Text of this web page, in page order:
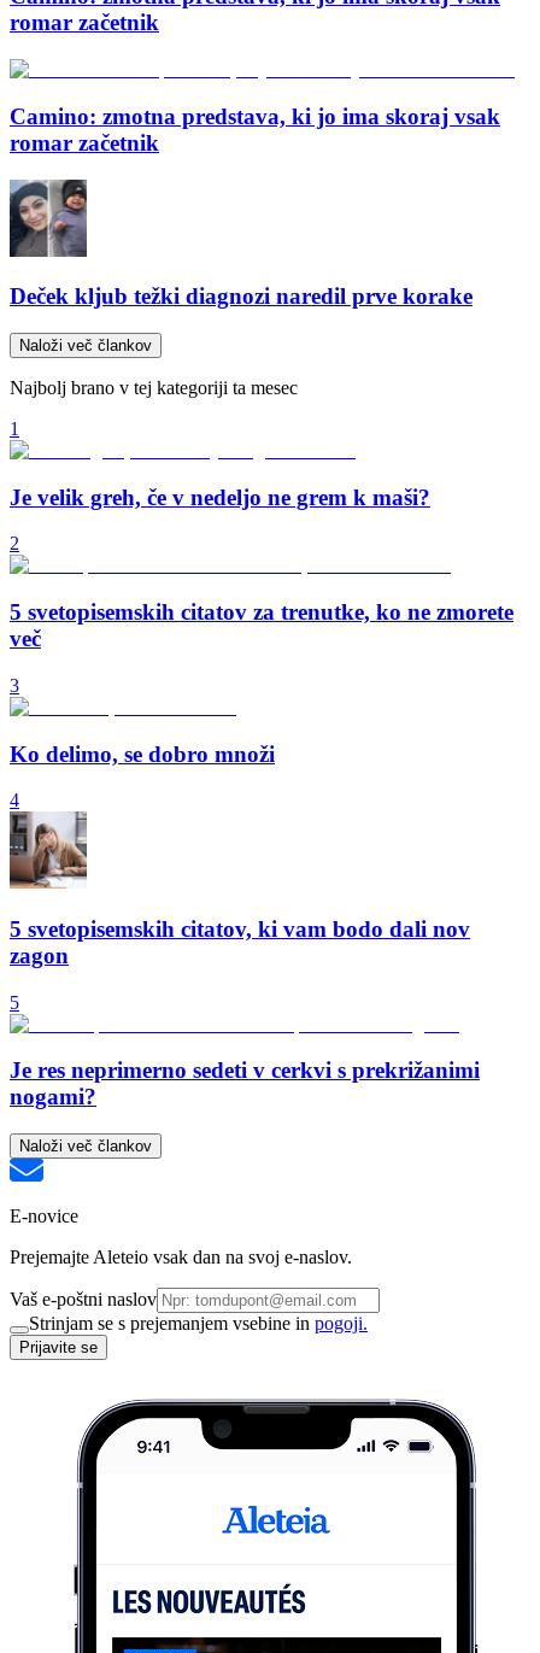
romar začetnik
Camino: zmotna predstava, ki jo ima skoraj vsak
romar začetnik
Deček kljub težki diagnozi naredil prve korake
Naloži več člankov
Najbolj brano v tej kategoriji ta mesec
1
Je velik greh, če v nedeljo ne grem k maši?
2
5 svetopisemskih citatov za trenutke, ko ne zmorete
več
3
Ko delimo, se dobro množi
4
5 svetopisemskih citatov, ki vam bodo dali nov
zagon
5
Je res neprimerno sedeti v cerkvi s prekrižanimi
nogami?
Naloži več člankov
E-novice
Prejemajte Aleteio vsak dan na svoj e-naslov.
Vaš e-poštni naslov
Strinjam se s prejemanjem vsebine in pogoji.
Prijavite se